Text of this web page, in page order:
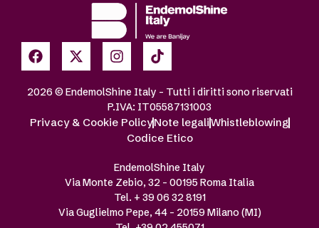
2026 © EndemolShine Italy – Tutti i diritti sono riservati
P.IVA: IT05587131003
Privacy & Cookie PolicyNote legaliWhistleblowing
Codice Etico
EndemolShine Italy
Via Monte Zebio, 32 – 00195 Roma Italia
Tel. + 39 06 32 8191
Via Guglielmo Pepe, 44 – 20159 Milano (MI)